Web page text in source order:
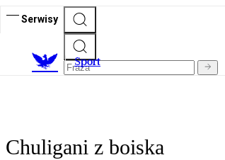
Serwisy
Sport
Chuligani z boiska